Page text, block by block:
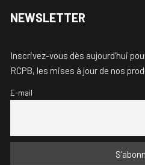
NEWSLETTER
Inscrivez-vous dès aujourd'hui
RCPB, les mises à jour de nos
E-mail